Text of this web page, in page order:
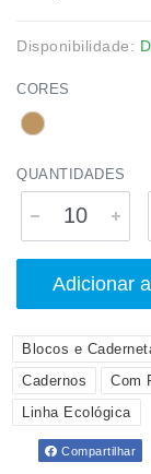
Disponibilidade:
CORES
QUANTIDADES
Adicionar
Blocos e
Cadernos
Com
Linha Ecológica
Compartilhar